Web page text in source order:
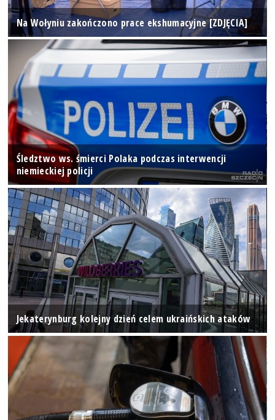
Na Wołyniu zakończono prace ekshumacyjne [ZDJĘCIA]
Śledztwo ws. śmierci Polaka podczas interwencji
niemieckiej policji
Jekaterynburg kolejny dzień celem ukraińskich ataków